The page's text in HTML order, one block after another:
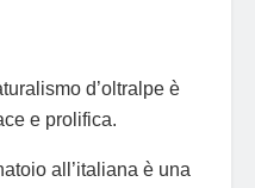
d’oltralpe è
e prolifica.
all’italiana è una